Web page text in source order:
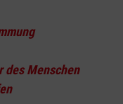
des Menschen